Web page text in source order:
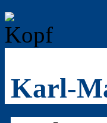
Karl-